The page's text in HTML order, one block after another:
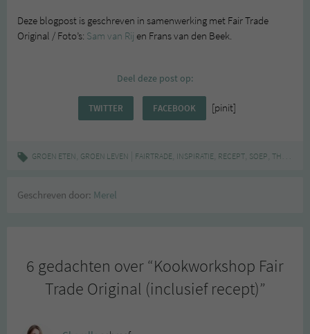
Deze blogpost is geschreven in samenwerking met Fair Trade
Original / Foto’s: Sam van Rij en Frans van den Beek.
Deel deze post op:
TWITTER FACEBOOK [pinit]
GROEN ETEN, GROEN LEVEN FAIRTRADE, INSPIRATIE, RECEPT, SOEP, THAIS
Geschreven door: Merel
6 gedachten over “Kookworkshop Fair
Trade Original (inclusief recept)”